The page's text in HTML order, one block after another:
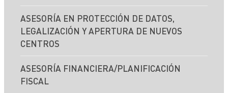
ASESORÍA EN PROTECCIÓN DE DATOS,
LEGALIZACIÓN Y APERTURA DE NUEVOS
CENTROS
ASESORÍA FINANCIERA/PLANIFICACIÓN
FISCAL